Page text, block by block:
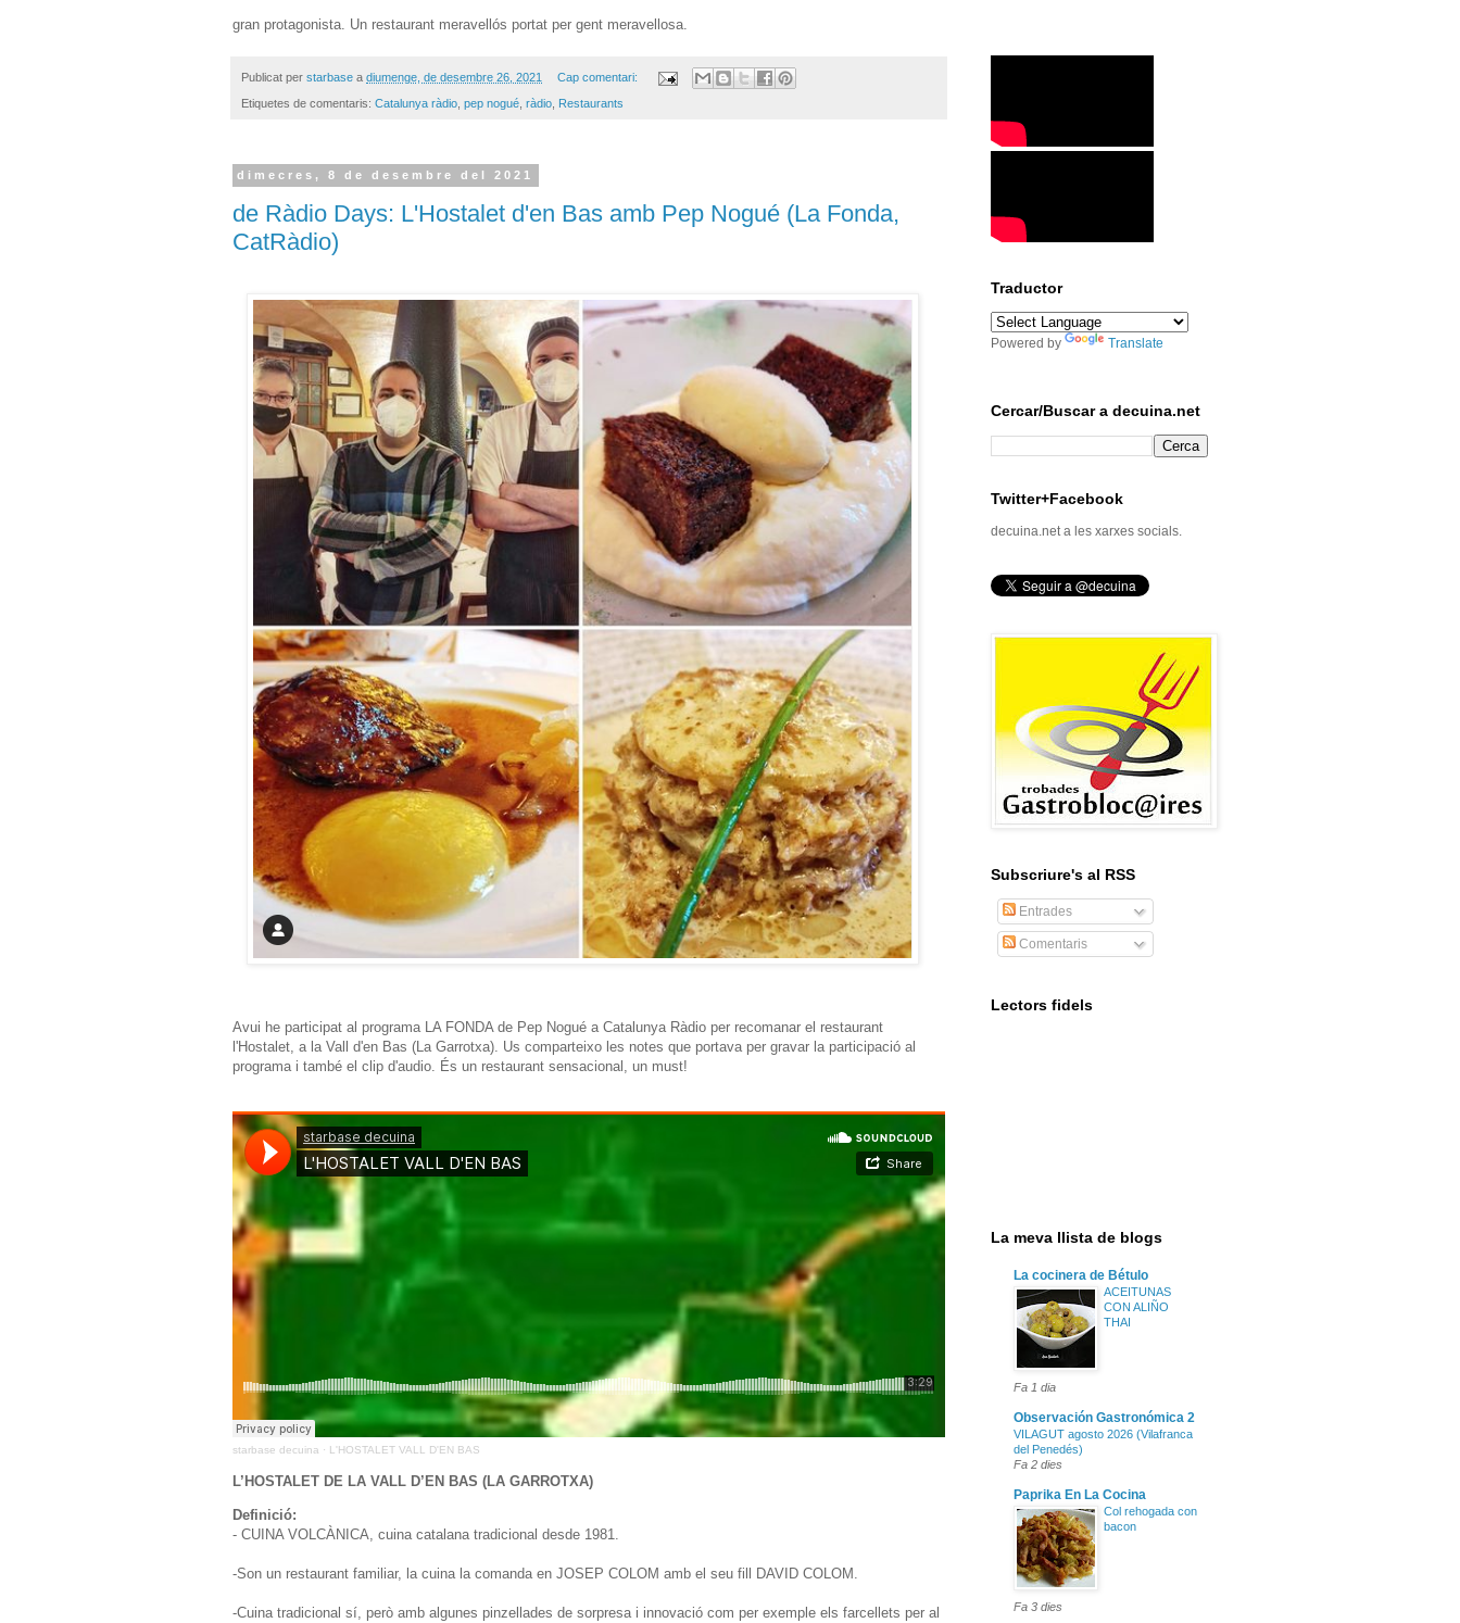
gran protagonista. Un restaurant meravellós portat per gent meravellosa.
Publicat per starbase a diumenge, de desembre 26, 2021 Cap comentari:
Etiquetes de comentaris: Catalunya ràdio pep nogué ràdio Restaurants
dimecres, 8 de desembre del 2021
de Ràdio Days: L'Hostalet d'en Bas amb Pep Nogué (La Fonda,
CatRàdio)
Avui he participat al programa LA FONDA de Pep Nogué a Catalunya Ràdio per recomanar el restaurant
l'Hostalet, a la Vall d'en Bas (La Garrotxa). Us comparteixo les notes que portava per gravar la participació al
programa i també el clip d'audio. És un restaurant sensacional, un must!
starbase decuina · L'HOSTALET VALL D'EN BAS
L’HOSTALET DE LA VALL D’EN BAS (LA GARROTXA)
Definició:
- CUINA VOLCÀNICA, cuina catalana tradicional desde 1981.
-Son un restaurant familiar, la cuina la comanda en JOSEP COLOM amb el seu fill DAVID COLOM.
-Cuina tradicional sí, però amb algunes pinzellades de sorpresa i innovació com per exemple els farcellets per al
Traductor
Powered by Translate
Cercar/Buscar a decuina.net
Twitter+Facebook
decuina.net a les xarxes socials.
Subscriure's al RSS
Entrades
Comentaris
Lectors fidels
La meva llista de blogs
La cocinera de Bétulo
ACEITUNAS
CON ALIÑO
THAI
Fa 1 dia
Observación Gastronómica 2
VILAGUT agosto 2026 (Vilafranca
del Penedés)
Fa 2 dies
Paprika En La Cocina
Col rehogada con
bacon
Fa 3 dies